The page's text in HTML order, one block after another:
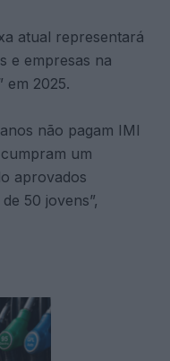
atual representará
e empresas na
em 2025.
não pagam IMI
um
aprovados
50 jovens”,